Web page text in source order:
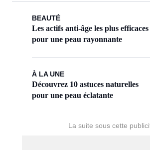
BEAUTÉ
Les actifs anti-âge les plus efficaces
pour une peau rayonnante
À LA UNE
Découvrez 10 astuces naturelles
pour une peau éclatante